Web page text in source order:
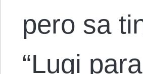
pero sa
“Lugi